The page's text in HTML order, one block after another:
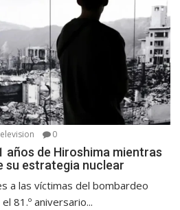
0
años de Hiroshima mientras
su estrategia nuclear
a las víctimas del bombardeo
81.º aniversario...